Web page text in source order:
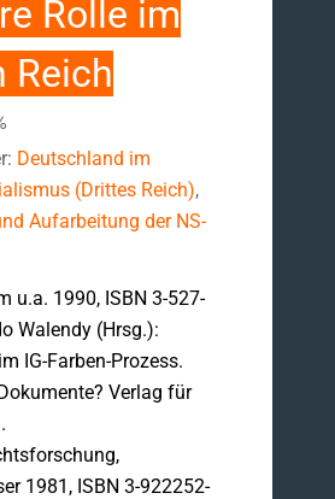
Rolle im
Reich
Deutschland im
(Drittes Reich),
Aufarbeitung der NS-
u.a. 1990, ISBN 3-527-
Walendy (Hrsg.):
IG-Farben-Prozess.
Verlag für
1981, ISBN 3-922252-